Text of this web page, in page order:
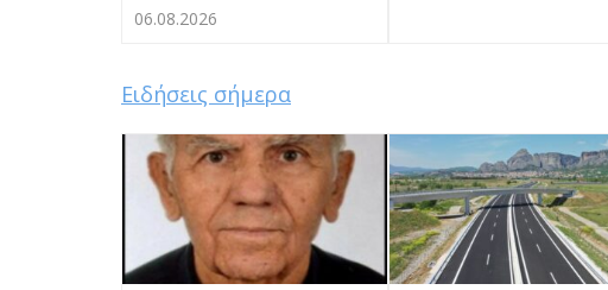
06.08.2026
Ειδήσεις σήμερα